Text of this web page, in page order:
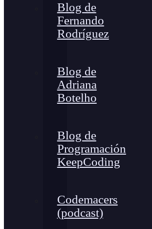
Blog de
Fernando
Rodríguez
Blog de
Adriana
Botelho
Blog de
Programación
KeepCoding
Codemacers
(podcast)